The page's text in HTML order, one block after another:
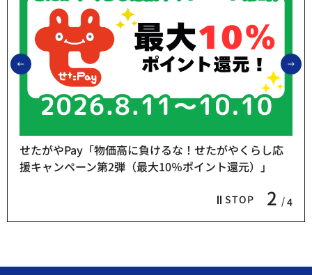
前のスライドを表示
STOP 2 4
せたがやPay「物価高に負けるな！せたがやくらし応
援キャンペーン第2弾（最大10％ポイント還元）」